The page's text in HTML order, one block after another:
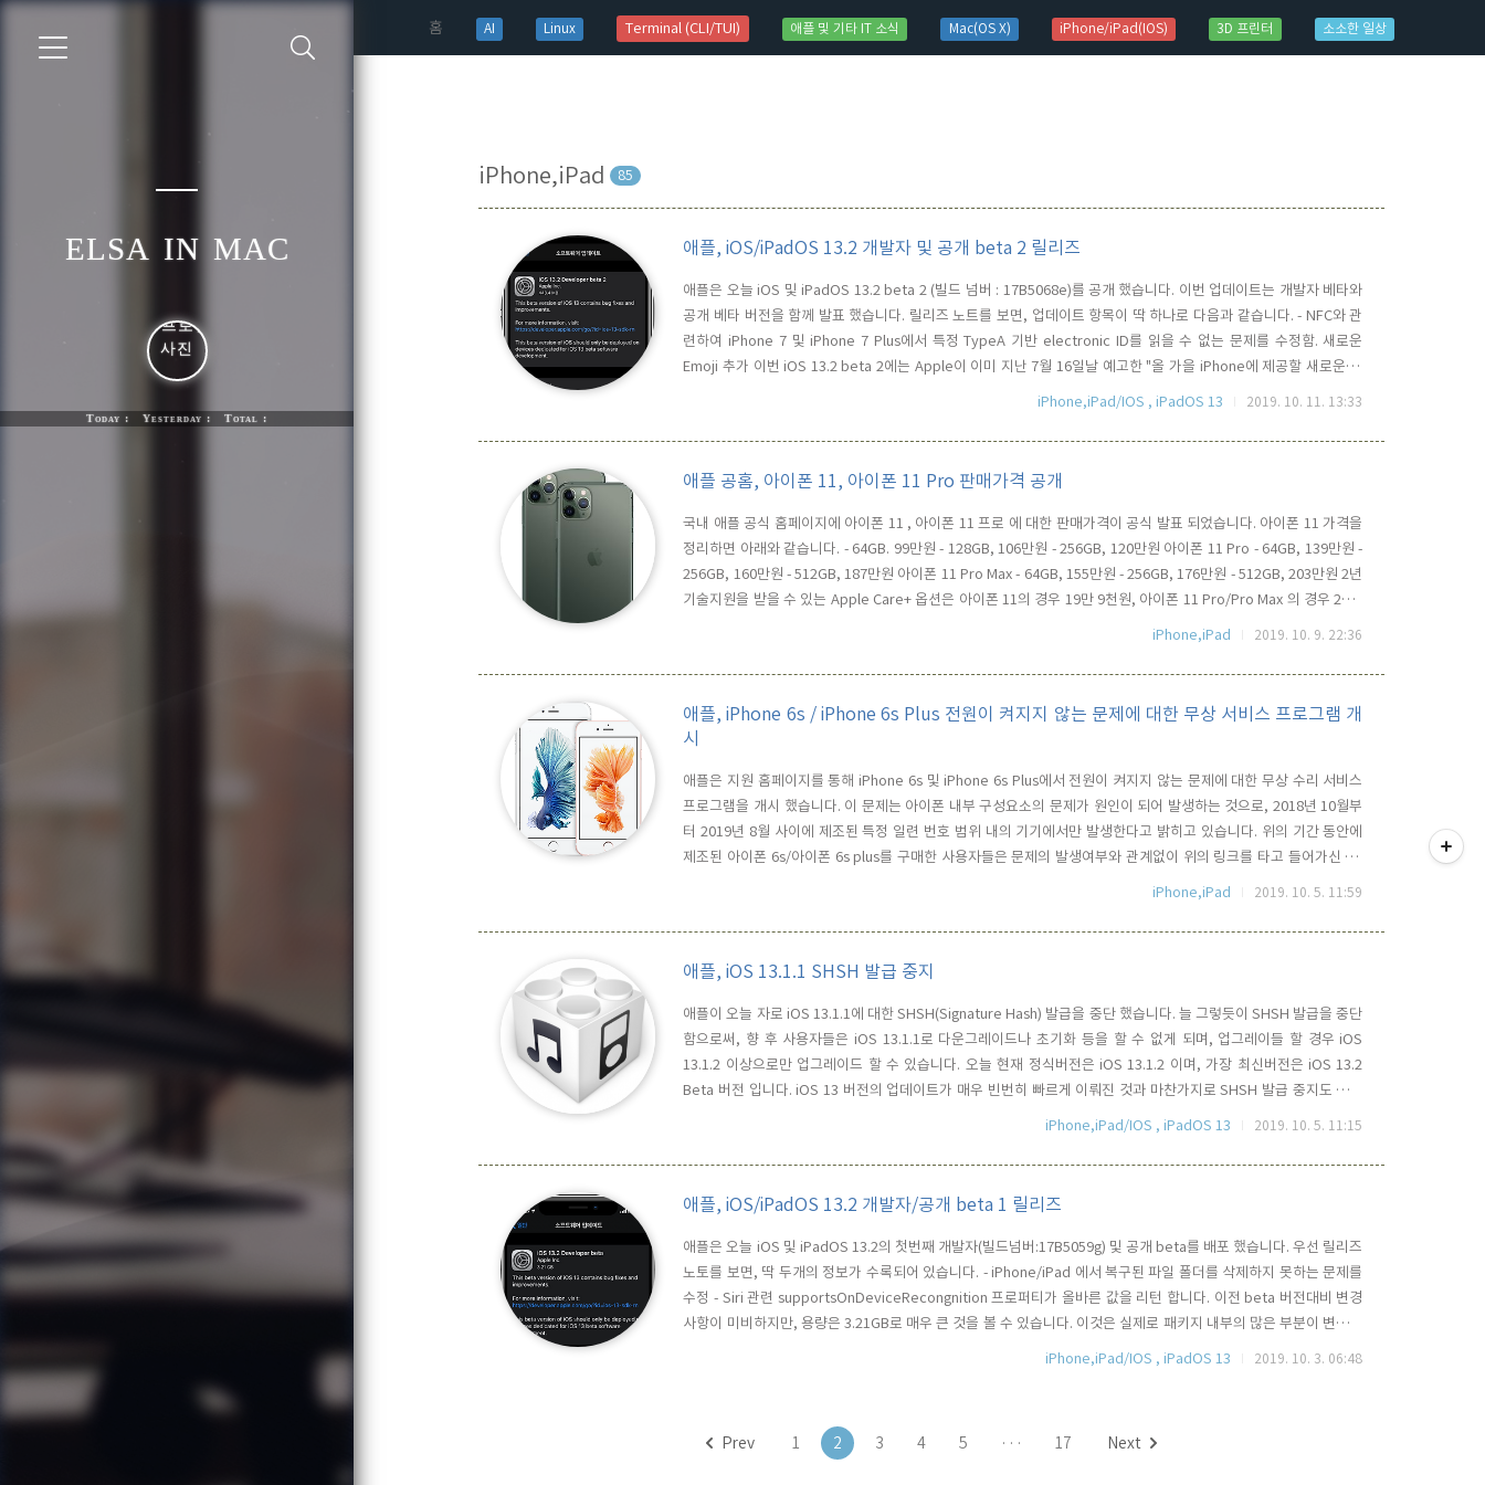
홈(current)
AI Linux Terminal (CLI/TUI) 애플 및 기타 IT 소식 Mac(OS X) iPhone/iPad(IOS) 3D 프린터 소소한 일상
elsa in mac
Today : Yesterday : Total :
iPhone,iPad 85
애플, iOS/iPadOS 13.2 개발자 및 공개 beta 2 릴리즈
애플은 오늘 iOS 및 iPadOS 13.2 beta 2 (빌드 넘버 : 17B5068e)를 공개 했습니다. 이번 업데이트는 개발자 베타와
공개 베타 버전을 함께 발표 했습니다. 릴리즈 노트를 보면, 업데이트 항목이 딱 하나로 다음과 같습니다. - NFC와 관
련하여 iPhone 7 및 iPhone 7 Plus에서 특정 TypeA 기반 electronic ID를 읽을 수 없는 문제를 수정함. 새로운
Emoji 추가 이번 iOS 13.2 beta 2에는 Apple이 이미 지난 7월 16일날 예고한 "올 가을 iPhone에 제공할 새로운 이
모티콘"과 관련된 56개의 emoji들이 새롭게 추가되었습니다. Siri 음성 녹음 공유관련 개인정보 보호 강화 이번 iOS
iPhone,iPad/IOS , iPadOS 13 2019. 10. 11. 13:33
애플 공홈, 아이폰 11, 아이폰 11 Pro 판매가격 공개
국내 애플 공식 홈페이지에 아이폰 11 , 아이폰 11 프로 에 대한 판매가격이 공식 발표 되었습니다. 아이폰 11 가격을
정리하면 아래와 같습니다. - 64GB. 99만원 - 128GB, 106만원 - 256GB, 120만원 아이폰 11 Pro - 64GB, 139만원 -
256GB, 160만원 - 512GB, 187만원 아이폰 11 Pro Max - 64GB, 155만원 - 256GB, 176만원 - 512GB, 203만원 2년
기술지원을 받을 수 있는 Apple Care+ 옵션은 아이폰 11의 경우 19만 9천원, 아이폰 11 Pro/Pro Max 의 경우 26만
9천원 이며, 저장용량에 따른 차이는 없습니다. 당초 예상 보다 가격이 좀 높아졌습니다. 다른 기기에 대한 환율과 좀
iPhone,iPad 2019. 10. 9. 22:36
애플, iPhone 6s / iPhone 6s Plus 전원이 켜지지 않는 문제에 대한 무상 서비스 프로그램 개
시
애플은 지원 홈페이지를 통해 iPhone 6s 및 iPhone 6s Plus에서 전원이 켜지지 않는 문제에 대한 무상 수리 서비스
프로그램을 개시 했습니다. 이 문제는 아이폰 내부 구성요소의 문제가 원인이 되어 발생하는 것으로, 2018년 10월부
터 2019년 8월 사이에 제조된 특정 일련 번호 범위 내의 기기에서만 발생한다고 밝히고 있습니다. 위의 기간 동안에
제조된 아이폰 6s/아이폰 6s plus를 구매한 사용자들은 문제의 발생여부와 관계없이 위의 링크를 타고 들어가신 후,
아래와 같이 자신의 아이폰 일련번호를 넣고 조회를 하여 무상 수리 프로그램 대싱여부를 확인해 보셔야 합니다. 일련
iPhone,iPad 2019. 10. 5. 11:59
애플, iOS 13.1.1 SHSH 발급 중지
애플이 오늘 자로 iOS 13.1.1에 대한 SHSH(Signature Hash) 발급을 중단 했습니다. 늘 그렇듯이 SHSH 발급을 중단
함으로써, 향 후 사용자들은 iOS 13.1.1로 다운그레이드나 초기화 등을 할 수 없게 되며, 업그레이들 할 경우 iOS
13.1.2 이상으로만 업그레이드 할 수 있습니다. 오늘 현재 정식버전은 iOS 13.1.2 이며, 가장 최신버전은 iOS 13.2
Beta 버전 입니다. iOS 13 버전의 업데이트가 매우 빈번히 빠르게 이뤄진 것과 마찬가지로 SHSH 발급 중지도 매우
신속하게 이뤄지는 것 같습니다. 애플은 오늘 iOS 12.4.1 및 tvOS 12.4.1 에 대해서도 SHSH 발급을 중단 했습니다.
iPhone,iPad/IOS , iPadOS 13 2019. 10. 5. 11:15
애플, iOS/iPadOS 13.2 개발자/공개 beta 1 릴리즈
애플은 오늘 iOS 및 iPadOS 13.2의 첫번째 개발자(빌드넘버:17B5059g) 및 공개 beta를 배포 했습니다. 우선 릴리즈
노토를 보면, 딱 두개의 정보가 수록되어 있습니다. - iPhone/iPad 에서 복구된 파일 폴더를 삭제하지 못하는 문제를
수정 - Siri 관련 supportsOnDeviceRecongnition 프로퍼티가 올바른 값을 리턴 합니다. 이전 beta 버전대비 변경
사항이 미비하지만, 용량은 3.21GB로 매우 큰 것을 볼 수 있습니다. 이것은 실제로 패키지 내부의 많은 부분이 변경되
었음을 의미한다고 볼 수 있습니다. 차기 AirPods는 인이어 타입 ? 이번 iOS 13.2 개발자 Beta의 내부(Accessibility
iPhone,iPad/IOS , iPadOS 13 2019. 10. 3. 06:48
Prev 1 2 3 4 5 ··· 17 Next
티스토리툴바